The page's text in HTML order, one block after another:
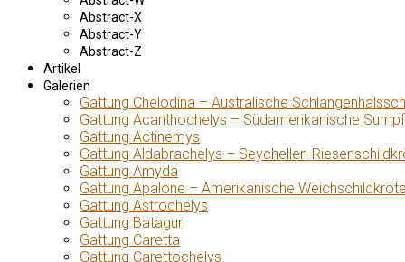
Abstract-X
Abstract-Y
Abstract-Z
Artikel
Galerien
Gattung Chelodina – Australische
Gattung Acanthochelys – Südamerikanische
Gattung Actinemys
Gattung Aldabrachelys – Seychellen-
Gattung Amyda
Gattung Apalone – Amerikanische
Gattung Astrochelys
Gattung Batagur
Gattung Caretta
Gattung Carettochelys